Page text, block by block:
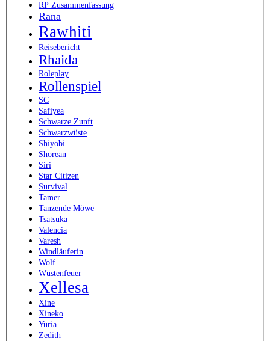
RP Zusammenfassung
Rana
Rawhiti
Reisebericht
Rhaida
Roleplay
Rollenspiel
SC
Safiyea
Schwarze Zunft
Schwarzwüste
Shiyobi
Shorean
Siri
Star Citizen
Survival
Tamer
Tanzende Möwe
Tsatsuka
Valencia
Varesh
Windläuferin
Wolf
Wüstenfeuer
Xellesa
Xine
Xineko
Yuria
Zedith